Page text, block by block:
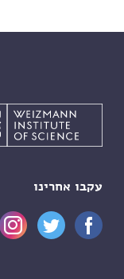
עקבו אחרינו